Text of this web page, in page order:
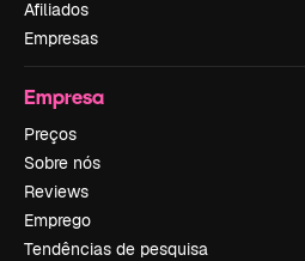
Afiliados
Empresas
Empresa
Preços
Sobre nós
Reviews
Emprego
Tendências de pesquisa